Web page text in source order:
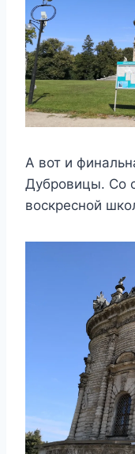
А вот и
Дубровицы. Со
воскресной